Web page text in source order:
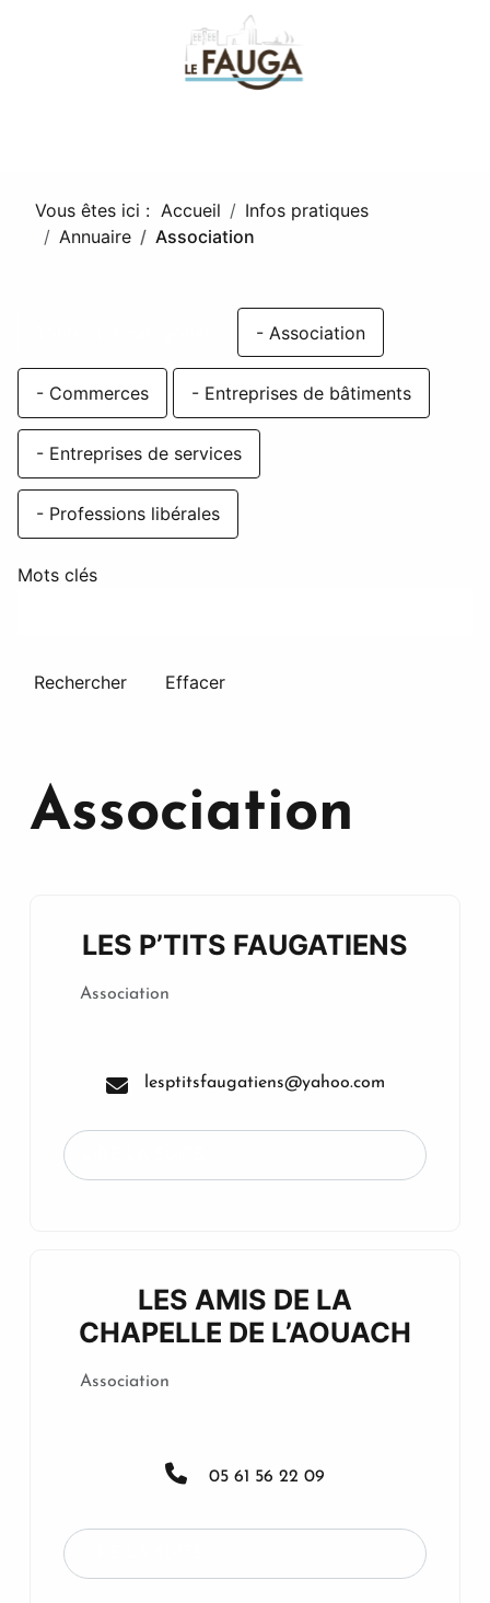
Vous êtes ici : Accueil
Infos pratiques
Annuaire
Association
- Association
- Commerces - Entreprises de bâtiments
- Entreprises de services
- Professions libérales
Mots clés
Rechercher Effacer
Association
LES P’TITS FAUGATIENS
Association
lesptitsfaugatiens@yahoo.com
LES AMIS DE LA
CHAPELLE DE L’AOUACH
Association
05 61 56 22 09